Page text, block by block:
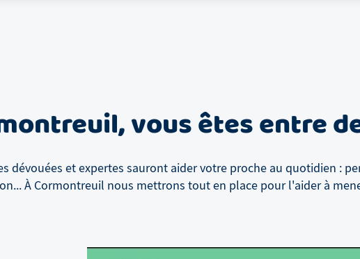
, vous êtes entre
dévouées et expertes sauront aider votre proche au quotidien :
À Cormontreuil nous mettrons tout en place pour l'aider à